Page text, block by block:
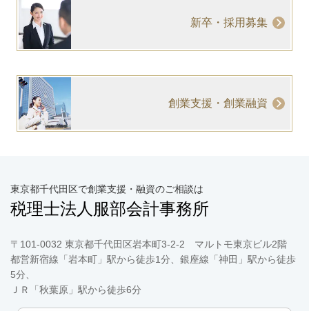
新卒・採用募集
創業支援・創業融資
東京都千代田区で創業支援・融資のご相談は
税理士法人服部会計事務所
〒101-0032 東京都千代田区岩本町3-2-2 マルトモ東京ビル2階
都営新宿線「岩本町」駅から徒歩1分、銀座線「神田」駅から徒歩
5分、
ＪＲ「秋葉原」駅から徒歩6分